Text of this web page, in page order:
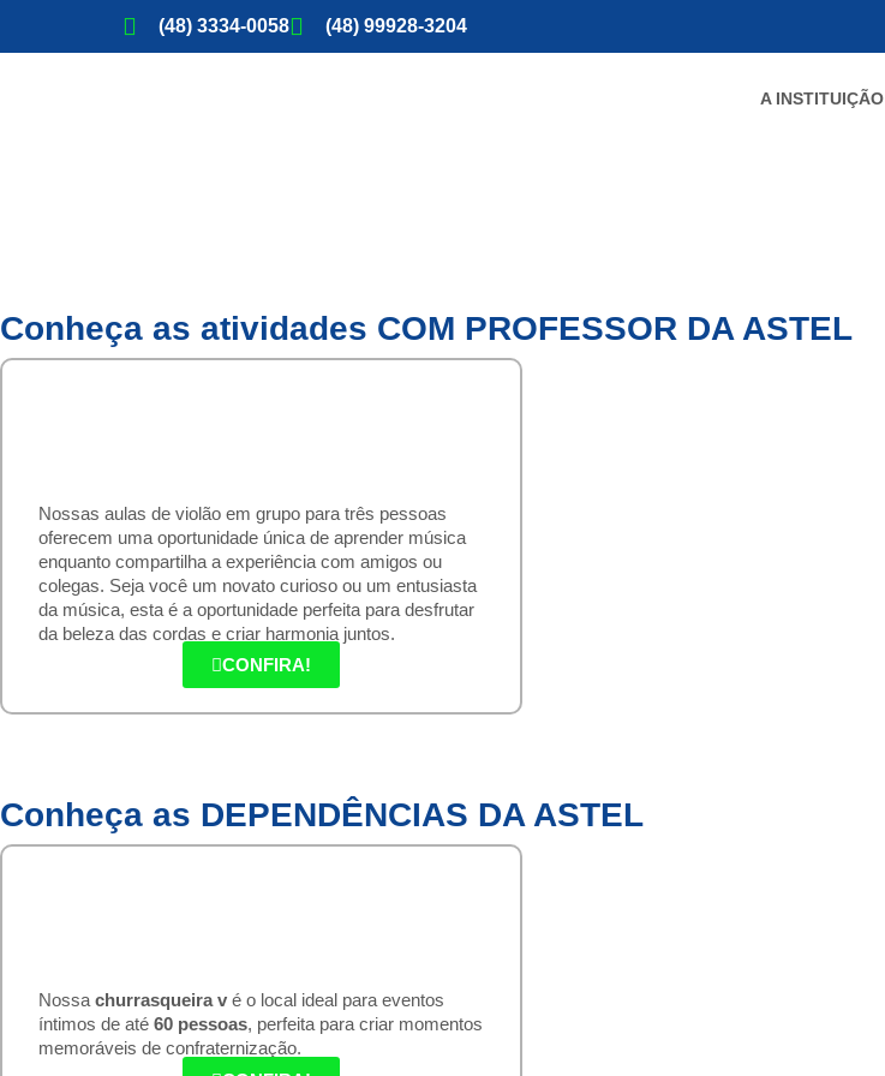
(48) 3334-0058 (48) 99928-3204
A INSTITUIÇÃO
Conheça as atividades COM PROFESSOR DA ASTEL
Nossas aulas de violão em grupo para três pessoas
oferecem uma oportunidade única de aprender música
enquanto compartilha a experiência com amigos ou
colegas. Seja você um novato curioso ou um entusiasta
da música, esta é a oportunidade perfeita para desfrutar
da beleza das cordas e criar harmonia juntos.
CONFIRA!
Conheça as DEPENDÊNCIAS DA ASTEL
Nossa churrasqueira v é o local ideal para eventos
íntimos de até 60 pessoas, perfeita para criar momentos
memoráveis de confraternização.